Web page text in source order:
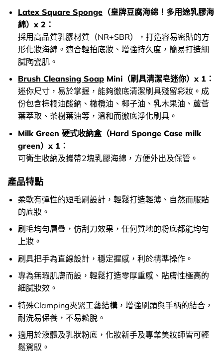
Latex Square Sponge（皇牌豆腐海綿！多用途乳膠海
綿）x 2：
採用高品質乳膠材質（NR+SBR），打造容易密貼的方
形化妝海綿。適合輕拍底妝、增強持久度，簡易打造細
膩陶瓷肌。
Brush Cleansing SoapMini（刷具清潔皂迷你）x 1：
迷你尺寸，易於掌握，能夠徹底清潔刷具殘留彩妝。成
份包含棕櫚油酸鈉、橄欖油、椰子油、乳木果油、蘆薈
葉萃取、茶樹葉油等，溫和而徹底淨化刷具。
Milk Green 硬式收納盒（Hard Sponge Case milk
green）x 1：
可衛生收納及攜帶2塊乳膠海綿，方便外出及保管。
產品特點
柔軟有彈性的短毛刷設計，輕鬆打造輕薄、自然而服貼
的底妝。
刷毛均勻層疊，仿刮刀效果，任何質地的粉底都能均勻
上妝。
刷具把手為直線設計，穩定握感，利於精準操作。
專為無瑕肌膚而設，輕鬆打造零厚重感、貼膚性極高的
細膩妝效。
特殊Clamping夾緊工藝結構，增強刷頭與手柄的結合，
耐洗易保養，不易鬆脫。
適用於液體及乳狀粉底，化妝新手及專業美妝師皆可輕
鬆駕馭。